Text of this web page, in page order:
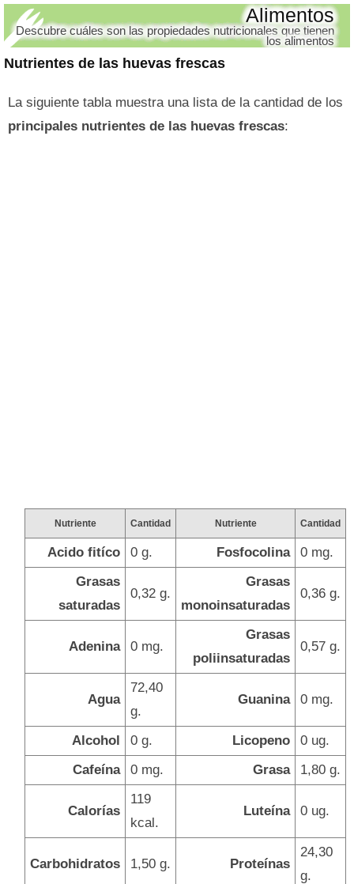
Nutrientes de las huevas frescas
Alimentos
Descubre cuáles son las propiedades nutricionales que tienen
los alimentos
La siguiente tabla muestra una lista de la cantidad de los
principales nutrientes de las huevas frescas:
Nutriente Cantidad Nutriente Cantidad
Acido fitíco 0 g. Fosfocolina
0 mg.
Grasas
saturadas
0,32 g.
Grasas
monoinsaturadas
0,36 g.
Adenina 0 mg.
Grasas
poliinsaturadas
0,57 g.
Agua
72,40
g.
Guanina 0 mg.
Alcohol 0 g. Licopeno
0 ug.
Cafeína
0 mg. Grasa 1,80 g.
Calorías
119
kcal.
Luteína 0 ug.
Carbohidratos 1,50 g. Proteínas
24,30
g.